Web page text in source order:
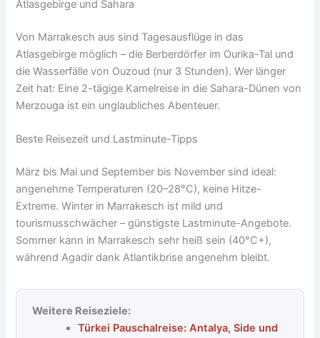
Atlasgebirge und Sahara
Von Marrakesch aus sind Tagesausflüge in das
Atlasgebirge möglich – die Berberdörfer im Ourika-Tal und
die Wasserfälle von Ouzoud (nur 3 Stunden). Wer länger
Zeit hat: Eine 2-tägige Kamelreise in die Sahara-Dünen von
Merzouga ist ein unglaubliches Abenteuer.
Beste Reisezeit und Lastminute-Tipps
März bis Mai und September bis November sind ideal:
angenehme Temperaturen (20–28°C), keine Hitze-
Extreme. Winter in Marrakesch ist mild und
tourismusschwächer – günstigste Lastminute-Angebote.
Sommer kann in Marrakesch sehr heiß sein (40°C+),
während Agadir dank Atlantikbrise angenehm bleibt.
Weitere Reiseziele:
Türkei Pauschalreise: Antalya, Side und